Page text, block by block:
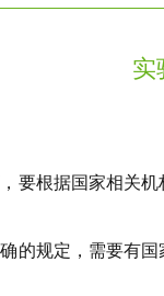
实
，要根据国家相
明确的规定，需